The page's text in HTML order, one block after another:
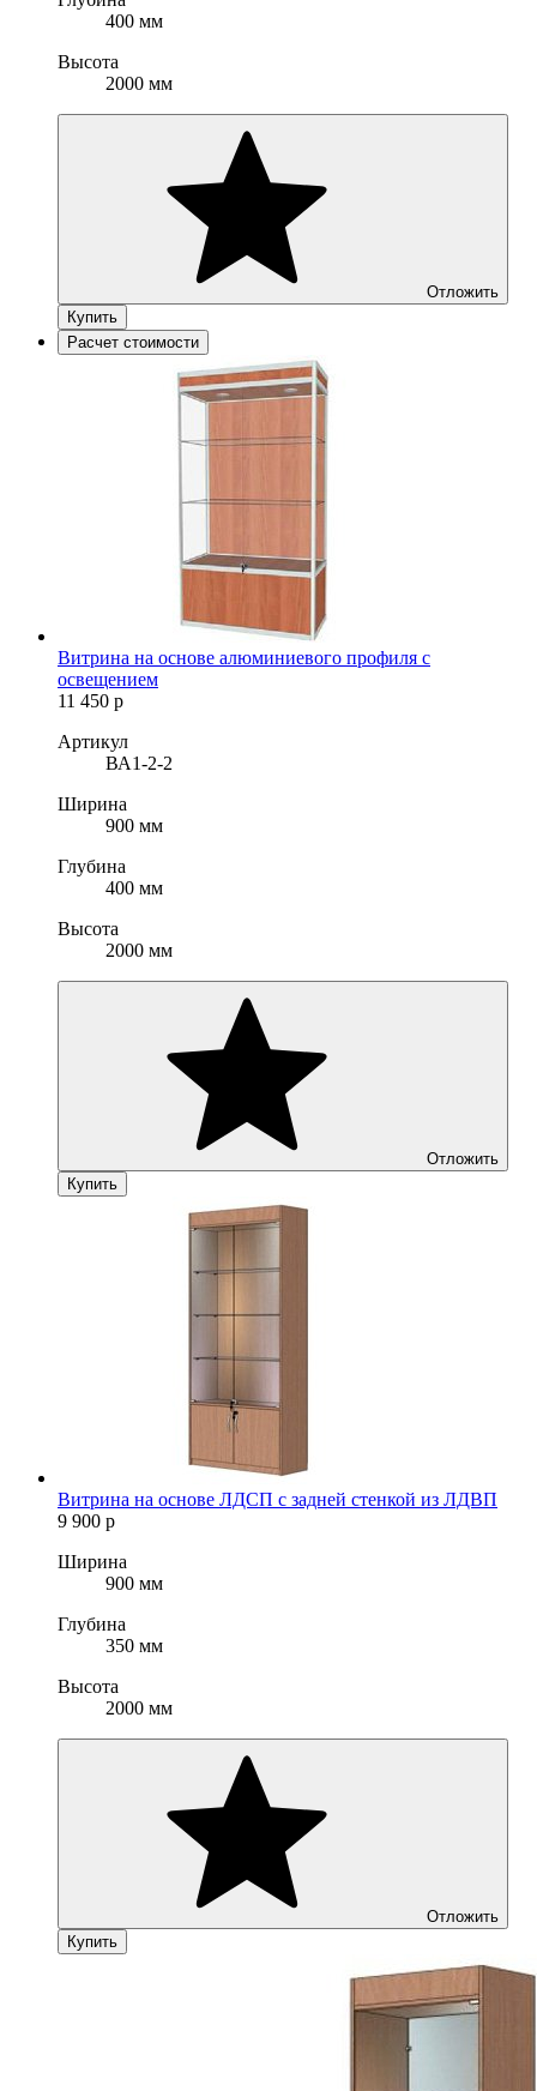
400 мм
Высота
2000 мм
Отложить
Купить
Расчет стоимости
Витрина на основе алюминиевого профиля с
освещением
11 450 р
Артикул
ВА1-2-2
Ширина
900 мм
Глубина
400 мм
Высота
2000 мм
Отложить
Купить
Витрина на основе ЛДСП с задней стенкой из ЛДВП
9 900 р
Ширина
900 мм
Глубина
350 мм
Высота
2000 мм
Отложить
Купить